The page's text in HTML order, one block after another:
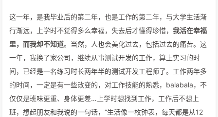
这一年，是我毕业后的第二年，也是工作的第二年，与大学生活渐
行渐远，上学时不觉得多么幸福，失去后才懂得珍惜， 我活在幸福
里，而我却不知道。当然，人也会美化过去，包括过去的痛苦。这
一年，我换了家公司，继续从事测试开发的工作，算上实习的时
间，已经是一名练习时长两年半的测试开发工程师了。工作两年多
的时间，一定是有一些改变的，对工作技能的熟悉，balabala，不
仅仅是班味更重、身体更差…上学时想找到工作，工作后不想上
班，想起朋友和我说的一句话，“生活像一枚钟表，每天都是从12